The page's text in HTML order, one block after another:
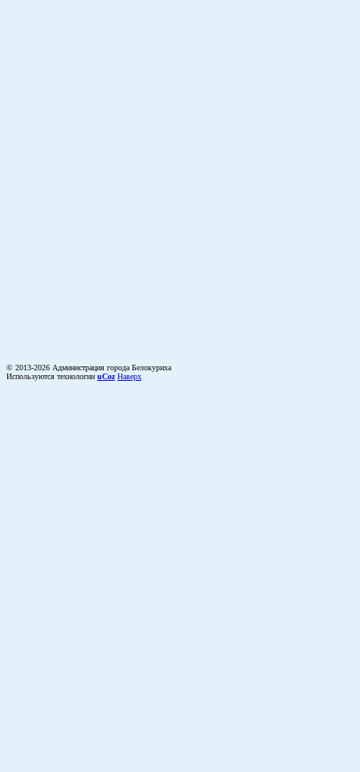
© 2013-2026 Администрация города Белокуриха
Используются технологии uCoz Наверх